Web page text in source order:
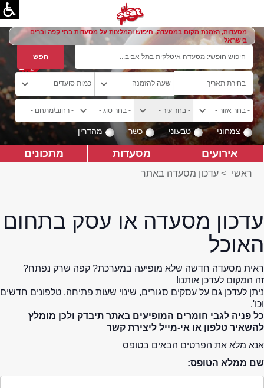
מסעדות, הזמנת מקום במסעדה, חיפוש והמלצות על מסעדות בתי קפה וברים
בישראל
צמחוני טבעוני כשר מהדרין
אירועים מסעדות מתכונים
ראשי > עדכון מסעדה באתר
עדכון מסעדה או עסק בתחום
האוכל
ראית מסעדה חדשה שלא מופיעה במערכת? קפה שרק נפתח?
זה המקום לעדכן אותנו!
ניתן לעדכן גם על עסקים סגורים, שינוי שעות פתיחה, טלפונים חדשים
וכו'.
כל פניה לגבי חומרים המופיעים באתר תיבדק ולכן מומלץ
להשאיר טלפון או אי-מייל ליצירת קשר
אנא מלא את הפרטים הבאים בטופס
שם ממלא הטופס: